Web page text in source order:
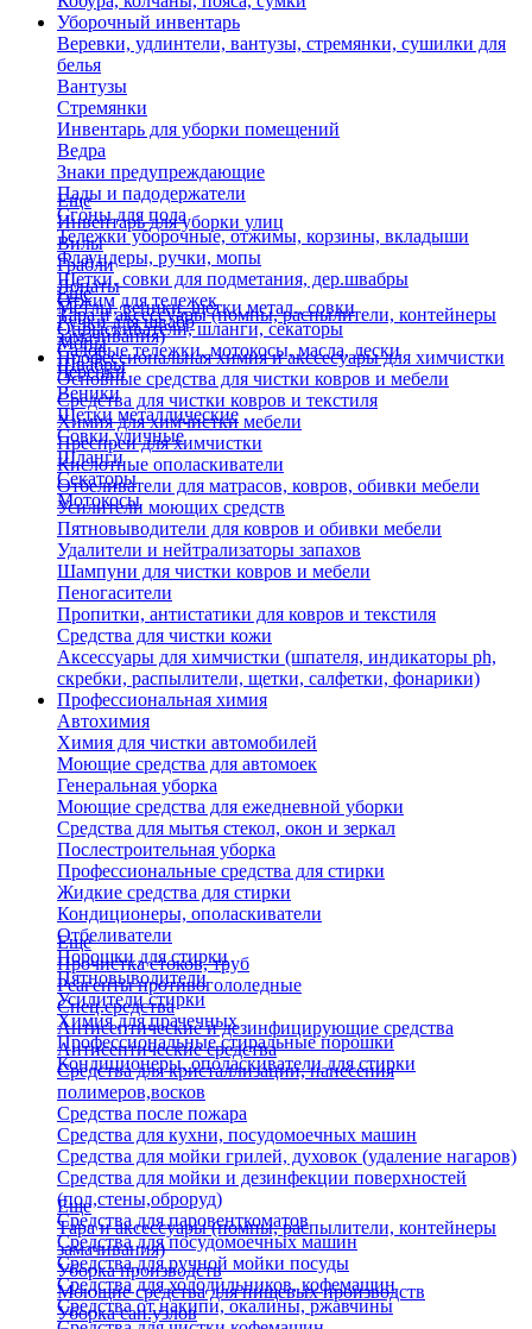
Уборочный инвентарь
Веревки, удлинтели, вантузы, стремянки, сушилки для
белья
Вантузы
Стремянки
Инвентарь для уборки помещений
Ведра
Знаки предупреждающие
Пады и падодержатели
Сгоны для пола
Тележки уборочные, отжимы, корзины, вкладыши
Флаундеры, ручки, мопы
Щетки, совки для подметания, дер.швабры
Отжим для тележек
Ручки для швабр
Мопы
Швабры
Еще
Инвентарь для уборки улиц
Вилы
Грабли
Лопаты
Метлы, веники, щетки метал., совки
Опрыскиватели, шланги, секаторы
Садовые тележки, мотокосы, масла, лески
Черенки
Веники
Щетки металлические
Совки уличные
Шланги
Секаторы
Мотокосы
Еще
Тара и аксессуары (помпы, распылители, контейнеры
замачивания)
Профессиональная химия и акссесуары для химчистки
Основные средства для чистки ковров и мебели
Средства для чистки ковров и текстиля
Химия для химчистки мебели
Преспреи для химчистки
Кислотные ополаскиватели
Отбеливатели для матрасов, ковров, обивки мебели
Усилители моющих средств
Пятновыводители для ковров и обивки мебели
Удалители и нейтрализаторы запахов
Шампуни для чистки ковров и мебели
Пеногасители
Пропитки, антистатики для ковров и текстиля
Средства для чистки кожи
Аксессуары для химчистки (шпателя, индикаторы ph,
скребки, распылители, щетки, салфетки, фонарики)
Профессиональная химия
Автохимия
Химия для чистки автомобилей
Моющие средства для автомоек
Генеральная уборка
Моющие средства для ежедневной уборки
Средства для мытья стекол, окон и зеркал
Послестроительная уборка
Профессиональные средства для стирки
Жидкие средства для стирки
Кондиционеры, ополаскиватели
Отбеливатели
Порошки для стирки
Пятновыводители
Усилители стирки
Химия для прачечных
Профессиональные стиральные порошки
Кондиционеры, ополаскиватели для стирки
Еще
Прочистка стоков, труб
Реагенты противогололедные
Спец.средства
Антисептические и дезинфицирующие средства
Антисептические средства
Средства для кристаллизации, нанесения
полимеров,восков
Средства после пожара
Средства для кухни, посудомоечных машин
Средства для мойки грилей, духовок (удаление нагаров)
Средства для мойки и дезинфекции поверхностей
(пол,стены,оброруд)
Средства для паровенткоматов
Средства для посудомоечных машин
Средства для ручной мойки посуды
Средства для холодильников, кофемашин
Средства от накипи, окалины, ржавчины
Еще
Тара и аксессуары (помпы, распылители, контейнеры
замачивания)
Уборка производств
Моющие средства для пищевых производств
Уборка сан.узлов